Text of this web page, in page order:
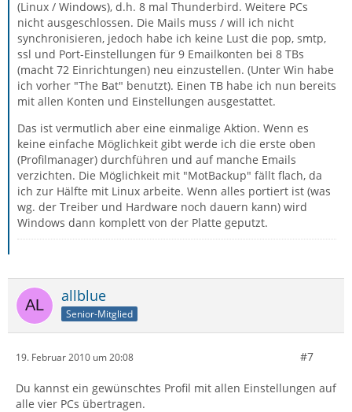
(Linux / Windows), d.h. 8 mal Thunderbird. Weitere PCs
nicht ausgeschlossen. Die Mails muss / will ich nicht
synchronisieren, jedoch habe ich keine Lust die pop, smtp,
ssl und Port-Einstellungen für 9 Emailkonten bei 8 TBs
(macht 72 Einrichtungen) neu einzustellen. (Unter Win habe
ich vorher "The Bat" benutzt). Einen TB habe ich nun bereits
mit allen Konten und Einstellungen ausgestattet.
Das ist vermutlich aber eine einmalige Aktion. Wenn es
keine einfache Möglichkeit gibt werde ich die erste oben
(Profilmanager) durchführen und auf manche Emails
verzichten. Die Möglichkeit mit "MotBackup" fällt flach, da
ich zur Hälfte mit Linux arbeite. Wenn alles portiert ist (was
wg. der Treiber und Hardware noch dauern kann) wird
Windows dann komplett von der Platte geputzt.
allblue
Senior-Mitglied
19. Februar 2010 um 20:08 #7
Du kannst ein gewünschtes Profil mit allen Einstellungen auf
alle vier PCs übertragen.